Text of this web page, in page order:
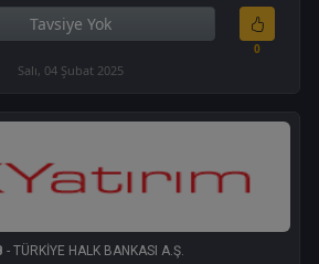
Tavsiye Yok
0
Salı, 04 Şubat 2025
- TÜRKİYE HALK BANKASI A.Ş.